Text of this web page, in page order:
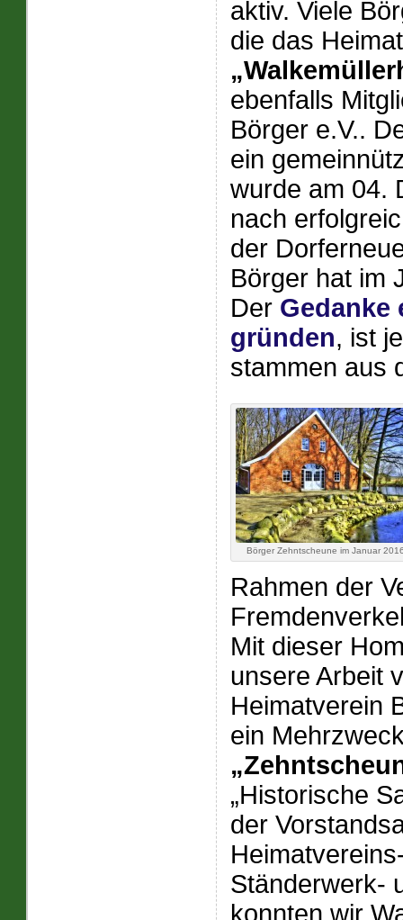
aktiv. Viele
die das
ebenfalls
Börger e.V..
ein
wurde am 04.
nach
der
Börger hat im
Der Gedanke
gründen, ist
stammen aus
Börger Zehntscheune im Januar
Rahmen der
Mit dieser
unsere Arbeit
Heimatverein
ein
„Historische
der
Ständerwerk-
konnten wir